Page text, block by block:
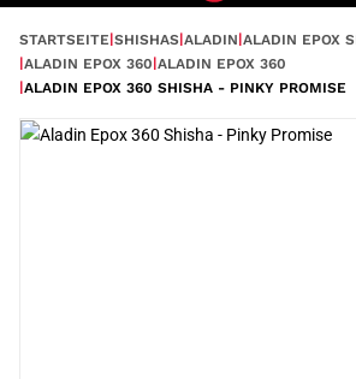
STARTSEITE SHISHAS ALADIN ALADIN EPOX
ALADIN EPOX 360 ALADIN EPOX 360
ALADIN EPOX 360 SHISHA - PINKY PROMISE